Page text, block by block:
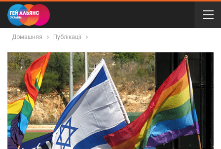
Домашняя Публікації